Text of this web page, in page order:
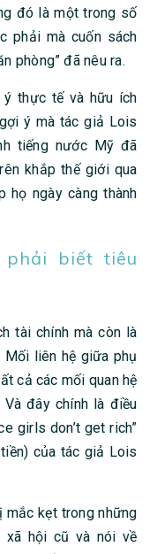
đó là một trong số
phải mà cuốn sách
phòng” đã nêu ra.
ý thực tế và hữu ích
ý mà tác giả Lois
tiếng nước Mỹ đã
khắp thế giới qua
họ ngày càng thành
biết tiêu
tài chính mà còn là
liên hệ giữa phụ
cả các mối quan hệ
đây chính là điều
girls don’t get rich”
của tác giả Lois
kẹt trong những
xã hội cũ và nói về